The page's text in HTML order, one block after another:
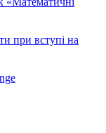
при вступі на